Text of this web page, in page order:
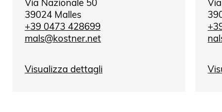
39024 Malles
+39 0473 428699
mals@kostner.net
Visualizza dettagli